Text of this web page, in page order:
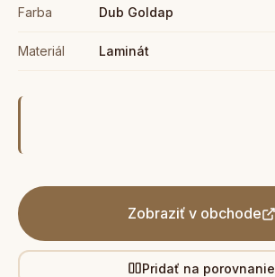
Farba Dub Goldap
Materiál Laminát
Zobraziť v obchode
Pridať na porovnanie